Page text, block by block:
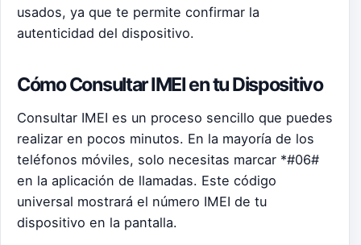
usados, ya que te permite confirmar la
autenticidad del dispositivo.
Cómo Consultar IMEI en tu Dispositivo
Consultar IMEI es un proceso sencillo que puedes
realizar en pocos minutos. En la mayoría de los
teléfonos móviles, solo necesitas marcar *#06#
en la aplicación de llamadas. Este código
universal mostrará el número IMEI de tu
dispositivo en la pantalla.